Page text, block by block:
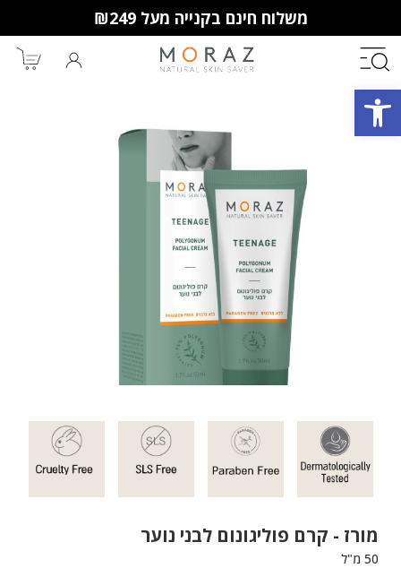
משלוח חינם בקנייה מעל ₪249
מבצעים שווים
וצבירת נקודות למימוש בקניות
הבאות.
מורז - קרם פוליגונום לבני נוער
50 מ"ל
פתח סרגל נגישות